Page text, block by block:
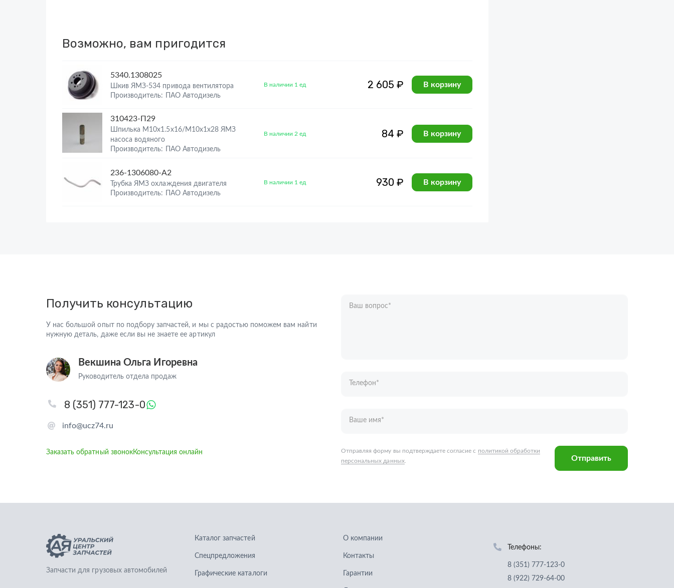
Возможно, вам пригодится
5340.1308025
Шкив ЯМЗ-534 привода вентилятора
Производитель: ПАО Автодизель
В наличии 1 ед 2 605 ₽ В корзину
310423-П29
Шпилька М10х1.5х16/М10х1х28 ЯМЗ
насоса водяного
Производитель: ПАО Автодизель
В наличии 2 ед 84 ₽ В корзину
236-1306080-А2
Трубка ЯМЗ охлаждения двигателя
Производитель: ПАО Автодизель
В наличии 1 ед 930 ₽ В корзину
Получить консультацию
У нас большой опыт по подбору запчастей, и мы с радостью поможем вам найти
нужную деталь, даже если вы не знаете ее артикул
Векшина Ольга Игоревна
Руководитель отдела продаж
info@ucz74.ru
8 (351) 777-123-0
Заказать обратный звонокКонсультация онлайн
Ваш вопрос*
Запчасти для грузовых автомобилей
Спецпредложения
Графические каталоги
Контакты
Гарантии
Доставка и оплата
8 (351) 777-123-0
8 (922) 729-64-00
info@ucz74.ru